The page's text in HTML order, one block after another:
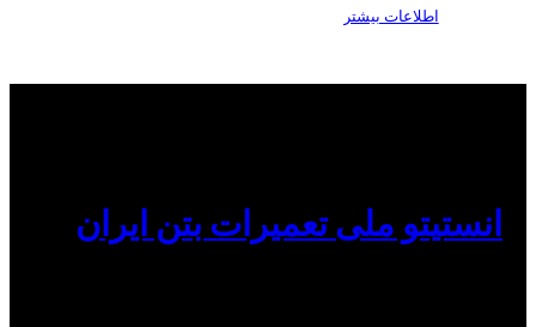
اطلاعات بیشتر
انستیتو ملی تعمیرات بتن ایران